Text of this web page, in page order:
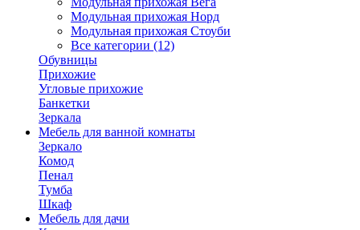
Модульная прихожая Норд
Модульная прихожая Стоуби
Все категории (12)
Обувницы
Прихожие
Угловые прихожие
Банкетки
Зеркала
Мебель для ванной комнаты
Зеркало
Комод
Пенал
Тумба
Шкаф
Мебель для дачи